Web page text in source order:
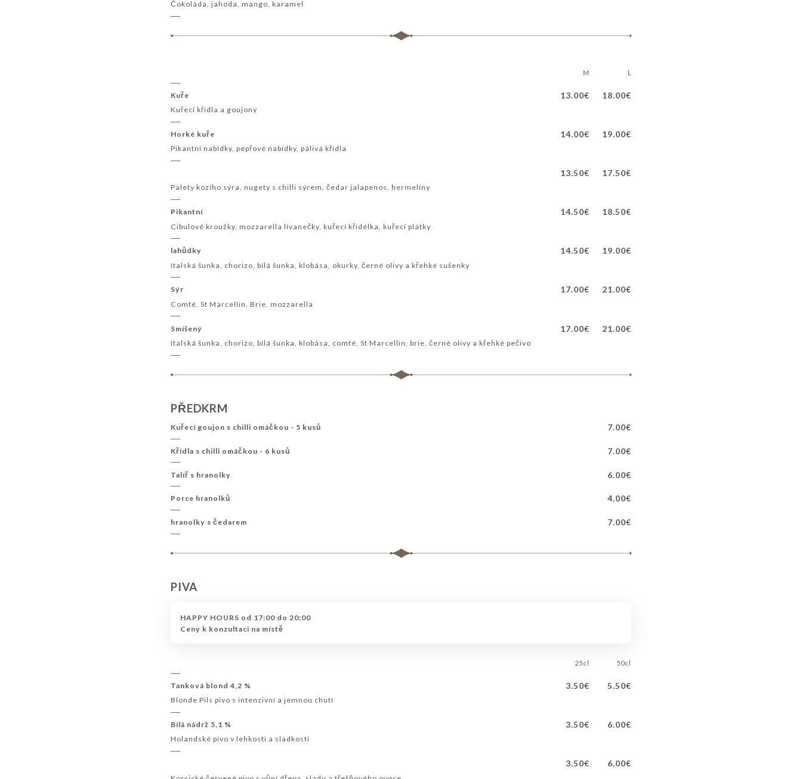
Čokoláda, jahoda, mango, karamel
M L
Kuře 13.00€ 18.00€
Kuřecí křídla a goujony
Horké kuře 14.00€ 19.00€
Pikantní nabídky, pepřové nabídky, pálivá křídla
13.50€ 17.50€
Palety kozího sýra, nugety s chilli sýrem, čedar jalapenos, hermelíny
Pikantní 14.50€ 18.50€
Cibulové kroužky, mozzarella lívanečky, kuřecí křidélka, kuřecí plátky
lahůdky 14.50€ 19.00€
Italská šunka, chorizo, bílá šunka, klobása, okurky, černé olivy a křehké sušenky
Sýr 17.00€ 21.00€
Comté, St Marcellin, Brie, mozzarella
Smíšený 17.00€ 21.00€
Italská šunka, chorizo, bílá šunka, klobása, comté, St Marcellin, brie, černé olivy a křehké pečivo
PŘEDKRM
Kuřecí goujon s chilli omáčkou - 5 kusů 7.00€
Křídla s chilli omáčkou - 6 kusů 7.00€
Talíř s hranolky 6.00€
Porce hranolků 4.00€
hranolky s čedarem 7.00€
PIVA
HAPPY HOURS od 17:00 do 20:00
Ceny k konzultaci na místě
25cl 50cl
Tanková blond 4,2 % 3.50€ 5.50€
Blonde Pils pivo s intenzivní a jemnou chutí
Bílá nádrž 5,1 % 3.50€ 6.00€
Holandské pivo v lehkosti a sladkosti
3.50€ 6.00€